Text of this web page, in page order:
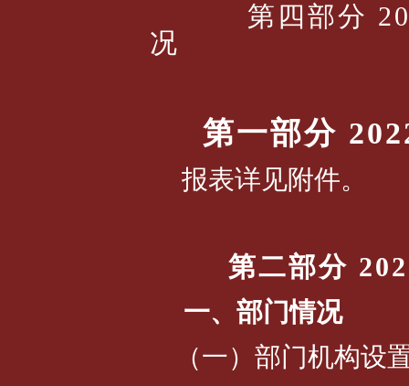
第四部分
况
第一部分 202
报表详见附件。
第二部分 202
一、部门情况
（一）部门机构设